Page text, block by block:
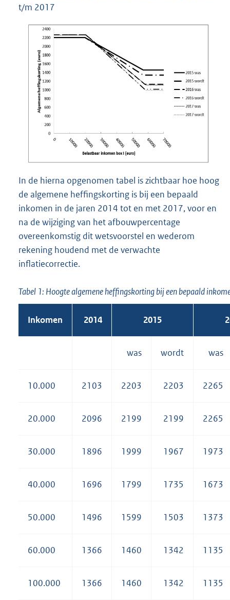
t/m 2017
In de hierna opgenomen tabel is zichtbaar hoe hoog
de algemene heffingskorting is bij een bepaald
inkomen in de jaren 2014 tot en met 2017, voor en
na de wijziging van het afbouwpercentage
overeenkomstig dit wetsvoorstel en wederom
rekening houdend met de verwachte
inflatiecorrectie.
Tabel 1: Hoogte algemene heffingskorting bij een bepaald
Inkomen 2014 2015
was wordt was
10.000 2103 2203 2203 2265
20.000 2096 2199 2199 2265
30.000 1896 1999 1967 1973
40.000 1696 1799 1735 1673
50.000 1496 1599 1503 1373
60.000 1366 1460 1342 1135
100.000 1366 1460 1342 1135